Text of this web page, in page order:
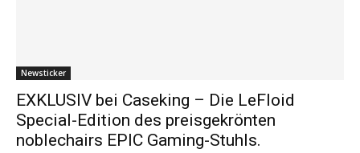
Newsticker
EXKLUSIV bei Caseking – Die LeFloid
Special-Edition des preisgekrönten
noblechairs EPIC Gaming-Stuhls.